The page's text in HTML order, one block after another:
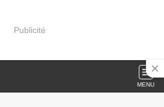
Publicité
MENU